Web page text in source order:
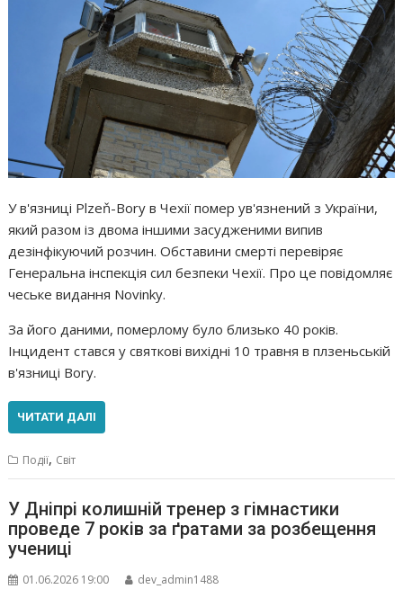
У в'язниці Plzeň-Bory в Чехії помер ув'язнений з України,
який разом із двома іншими засудженими випив
дезінфікуючий розчин. Обставини смерті перевіряє
Генеральна інспекція сил безпеки Чехії. Про це повідомляє
чеське видання Novinky.
За його даними, померлому було близько 40 років.
Інцидент стався у святкові вихідні 10 травня в плзеньській
в'язниці Bory.
ЧИТАТИ ДАЛІ
Події, Світ
У Дніпрі колишній тренер з гімнастики
проведе 7 років за ґратами за розбещення
учениці
01.06.2026 19:00 dev_admin1488